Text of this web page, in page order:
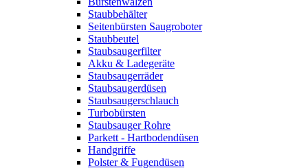
Staubbehälter
Seitenbürsten Saugroboter
Staubbeutel
Staubsaugerfilter
Akku & Ladegeräte
Staubsaugerräder
Staubsaugerdüsen
Staubsaugerschlauch
Turbobürsten
Staubsauger Rohre
Parkett - Hartbodendüsen
Handgriffe
Polster & Fugendüsen